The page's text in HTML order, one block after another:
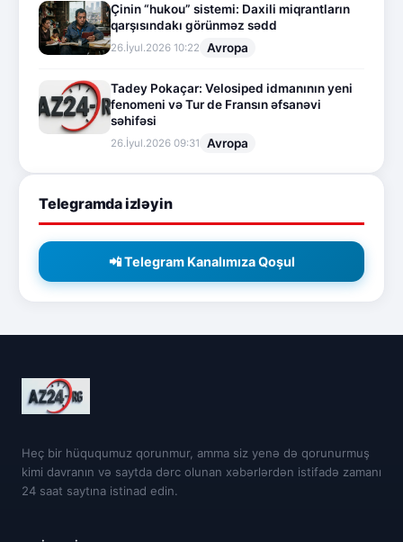
Çinin “hukou” sistemi: Daxili miqrantların
qarşısındakı görünməz sədd
26.İyul.2026 10:22 Avropa
Tadey Pokaçar: Velosiped idmanının yeni
fenomeni və Tur de Fransın əfsanəvi
səhifəsi
26.İyul.2026 09:31 Avropa
Telegramda izləyin
📲 Telegram Kanalımıza Qoşul
Heç bir hüququmuz qorunmur, amma siz yenə də qorunurmuş
kimi davranın və saytda dərc olunan xəbərlərdən istifadə zamanı
24 saat saytına istinad edin.